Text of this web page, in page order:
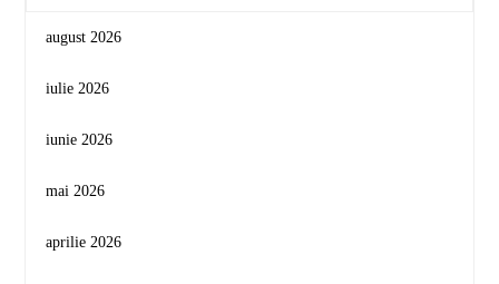
august 2026
iulie 2026
iunie 2026
mai 2026
aprilie 2026